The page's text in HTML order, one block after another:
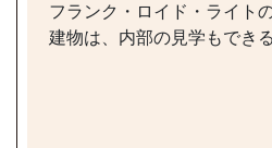
フランク・ロイド・ライト
建物は、内部の見学もでき